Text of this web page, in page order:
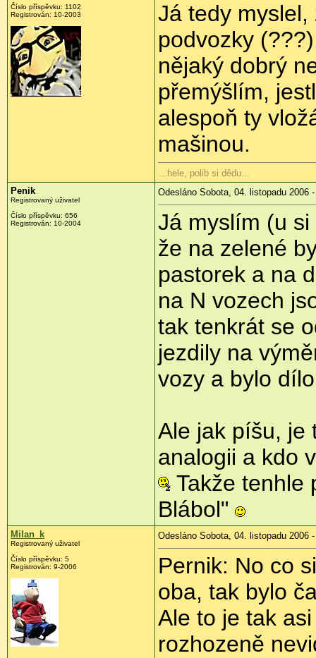
Číslo příspěvku: 1102
Registrován: 10-2003
Já tedy
podvozky
nějaký dobrý
přemýšlím,
alespoň ty
mašinou.
...hele, polib si dědu...
Penik
Registrovaný uživatel
Číslo příspěvku: 656
Registrován: 10-2004
Odesláno Sobota, 04. listopadu 2006
Já myslím (u
že na zelené
pastorek a na
na N vozech
tak tenkrát se
jezdily na
vozy a bylo
Ale jak píšu, je
analogii a kdo
Takže tenhle
Blábol"
Milan_k
Registrovaný uživatel
Číslo příspěvku: 5
Registrován: 9-2006
Odesláno Sobota, 04. listopadu 2006
Pernik: No co
oba, tak bylo
Ale to je tak
rozhozeně